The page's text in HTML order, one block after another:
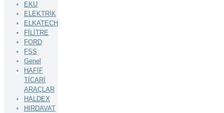
EKU
ELEKTRİK
ELKATECH
FİLİTRE
FORD
FSS
Genel
HAFİF
TİCARİ
ARAÇLAR
HALDEX
HIRDAVAT